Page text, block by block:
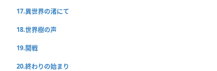
17.異世界の渚にて
18.世界樹の声
19.開戦
20.終わりの始まり